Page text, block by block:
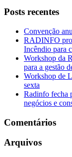
Posts recentes
Convenção
RADINFO
Incêndio para
Workshop da
para a gestão
Workshop de
sexta
Radinfo fecha
negócios e
Comentários
Arquivos